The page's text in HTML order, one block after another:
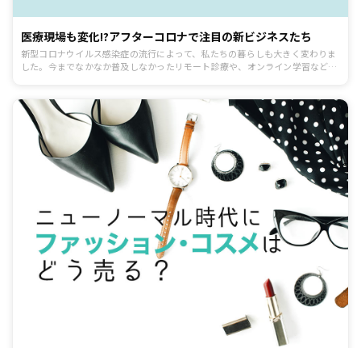
医療現場も変化!?アフターコロナで注目の新ビジネスたち
新型コロナウイルス感染症の流行によって、私たちの暮らしも大きく変わりま
した。今までなかなか普及しなかったリモート診療や、オンライン学習などの
スの形とは、一体どのようなものがあるのでしょうか？本記事では、アフター
コロナの時代に注目したい新ビジネスを、ご紹介します。